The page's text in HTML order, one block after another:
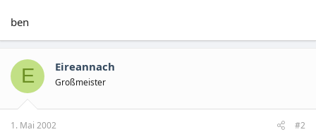
ben
E Eireannach
Großmeister
1. Mai 2002 #2